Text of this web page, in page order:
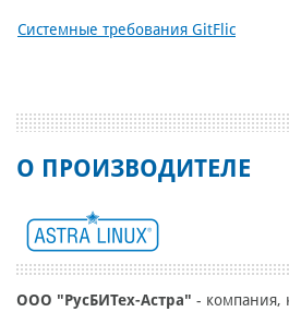
Системные требования GitFlic
О ПРОИЗВОДИТЕЛЕ
ООО "РусБИТех-Астра" - компания,